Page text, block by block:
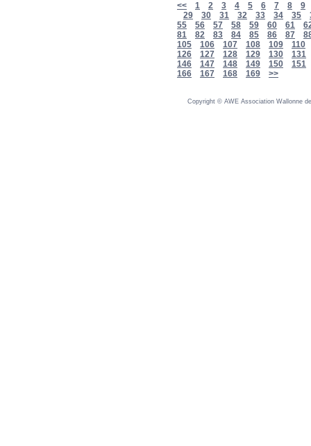
<< 1 2 3 4 5 6 7 8
9
29
30 31 32 33 34 35
55
56 57 58 59 60 61
81
82 83 84 85 86 87
105
106 107 108 109
110
126
127 128 129 130
131
146
147 148 149 150
151
166
167 168 169 >>
Copyright © AWE Association Wallonne